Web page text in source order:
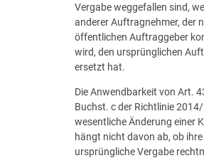
Vergabe weggefallen sind,
anderer Auftragnehmer, der
öffentlichen Auftraggeber
wird, den ursprünglichen
ersetzt hat.
Die Anwendbarkeit von Art.
Buchst. c der Richtlinie
wesentliche Änderung einer
hängt nicht davon ab, ob ihre
ursprüngliche Vergabe